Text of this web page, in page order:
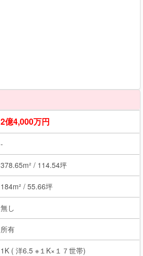
2億4,000万円
-
378.65m² / 114.54坪
184m² / 55.66坪
無し
所有
1K ( 洋6.5 ※１K×１７世帯)